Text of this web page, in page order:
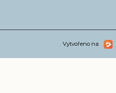
Vytvořeno na